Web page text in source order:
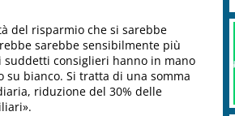
del risparmio che si sarebbe
sarebbe sensibilmente più
suddetti consiglieri hanno in mano
bianco. Si tratta di una somma
riduzione del 30% delle